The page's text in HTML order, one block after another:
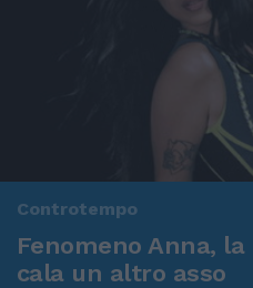
Controtempo
Fenomeno Anna,
cala un altro asso